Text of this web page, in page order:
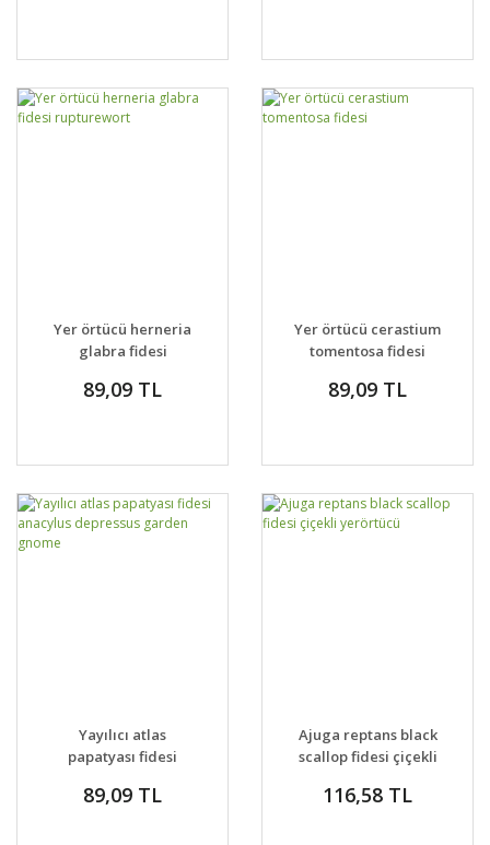
Yer örtücü herneria
glabra fidesi
89,09 TL
Yer örtücü cerastium
tomentosa fidesi
89,09 TL
Yayılıcı atlas
papatyası fidesi
garden gnome
89,09 TL
Ajuga reptans black
scallop fidesi çiçekli
116,58 TL